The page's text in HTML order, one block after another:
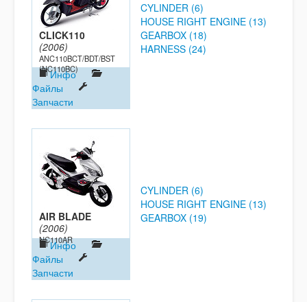
CLICK110
(2006)
ANC110BCT/BDT/BST
(NC110BC)
Инфо
Файлы
Запчасти
CYLINDER (6)
HOUSE RIGHT ENGINE (13)
GEARBOX (18)
HARNESS (24)
AIR BLADE
(2006)
NC110AR
Инфо
Файлы
Запчасти
CYLINDER (6)
HOUSE RIGHT ENGINE (13)
GEARBOX (19)